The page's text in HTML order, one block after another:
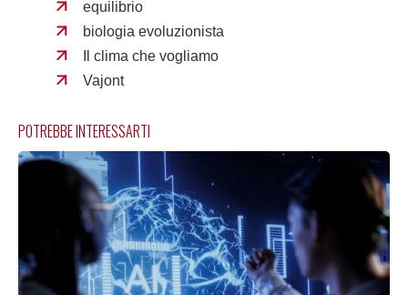
equilibrio
biologia evoluzionista
Il clima che vogliamo
Vajont
POTREBBE INTERESSARTI